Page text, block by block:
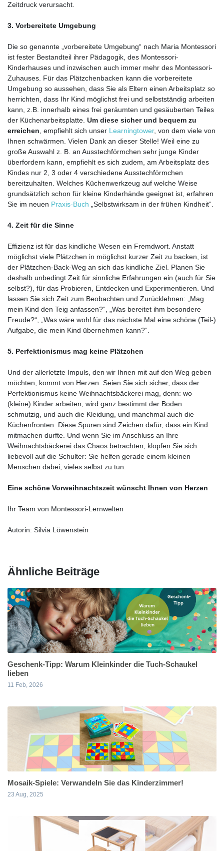
Zeitdruck verursacht.
3. Vorbereitete Umgebung
Die so genannte „vorbereitete Umgebung“ nach Maria Montessori
ist fester Bestandteil ihrer Pädagogik, des Montessori-
Kinderhauses und inzwischen auch immer mehr des Montessori-
Zuhauses. Für das Plätzchenbacken kann die vorbereitete
Umgebung so aussehen, dass Sie als Eltern einen Arbeitsplatz so
herrichten, dass Ihr Kind möglichst frei und selbstständig arbeiten
kann, z.B. innerhalb eines frei geräumten und gesäuberten Teiles
der Küchenarbeitsplatte. Um diese sicher und bequem zu
erreichen, empfiehlt sich unser Learningtower, von dem viele von
Ihnen schwärmen. Vielen Dank an dieser Stelle! Weil eine zu
große Auswahl z. B. an Ausstechförmchen sehr junge Kinder
überfordern kann, empfiehlt es sich zudem, am Arbeitsplatz des
Kindes nur 2, 3 oder 4 verschiedene Ausstechförmchen
bereitzuhalten. Welches Küchenwerkzeug auf welche Weise
grundsätzlich schon für kleine Kinderhände geeignet ist, erfahren
Sie im neuen Praxis-Buch „Selbstwirksam in der frühen Kindheit“.
4. Zeit für die Sinne
Effizienz ist für das kindliche Wesen ein Fremdwort. Anstatt
möglichst viele Plätzchen in möglichst kurzer Zeit zu backen, ist
der Plätzchen-Back-Weg an sich das kindliche Ziel. Planen Sie
deshalb unbedingt Zeit für sinnliche Erfahrungen ein (auch für Sie
selbst?), für das Probieren, Entdecken und Experimentieren. Und
lassen Sie sich Zeit zum Beobachten und Zurücklehnen: „Mag
mein Kind den Teig anfassen?“, „Was bereitet ihm besondere
Freude?“, „Was wäre wohl für das nächste Mal eine schöne (Teil-)
Aufgabe, die mein Kind übernehmen kann?“.
5. Perfektionismus mag keine Plätzchen
Und der allerletzte Impuls, den wir Ihnen mit auf den Weg geben
möchten, kommt von Herzen. Seien Sie sich sicher, dass der
Perfektionismus keine Weihnachtsbäckerei mag, denn: wo
(kleine) Kinder arbeiten, wird ganz bestimmt der Boden
schmutzig, und auch die Kleidung, und manchmal auch die
Küchenfronten. Diese Spuren sind Zeichen dafür, dass ein Kind
mitmachen durfte. Und wenn Sie im Anschluss an Ihre
Weihnachtsbäckerei das Chaos betrachten, klopfen Sie sich
liebevoll auf die Schulter: Sie helfen gerade einem kleinen
Menschen dabei, vieles selbst zu tun.
Eine schöne Vorweihnachtszeit wünscht Ihnen von Herzen
Ihr Team von Montessori-Lernwelten
Autorin: Silvia Löwenstein
Ähnliche Beiträge
Geschenk-Tipp: Warum Kleinkinder die Tuch-Schaukel
lieben
11 Feb, 2026
Mosaik-Spiele: Verwandeln Sie das Kinderzimmer!
23 Aug, 2025